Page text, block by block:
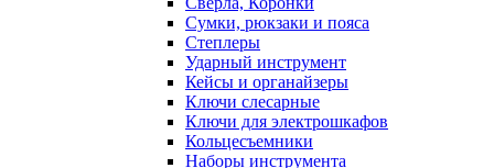
Сумки, рюкзаки и пояса
Степлеры
Ударный инструмент
Кейсы и органайзеры
Ключи слесарные
Ключи для электрошкафов
Кольцесъемники
Наборы инструмента